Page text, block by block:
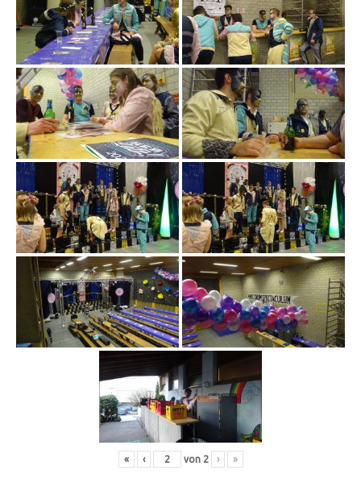
« ‹ von 2 › »